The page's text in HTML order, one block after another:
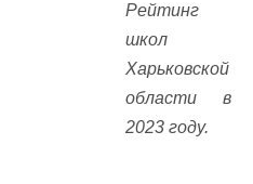
Рейтинг
школ
Харьковской
области в
2023 году.